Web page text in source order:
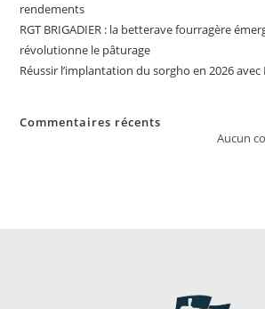
rendements
RGT BRIGADIER : la betterave fourragère
révolutionne le pâturage
Réussir l’implantation du sorgho en 2026 avec
Commentaires récents
Aucun